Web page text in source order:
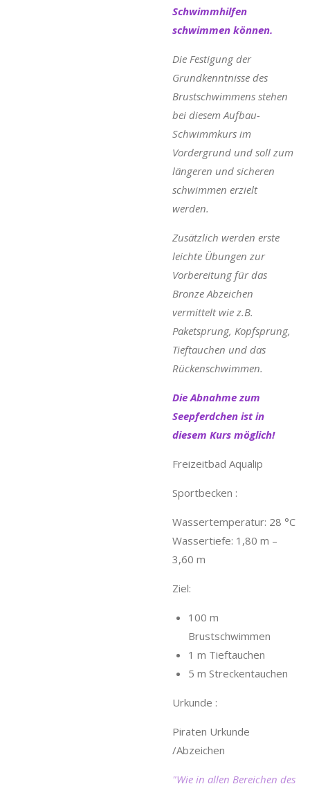
Schwimmhilfen
schwimmen können.
Die Festigung der
Grundkenntnisse des
Brustschwimmens stehen
bei diesem Aufbau-
Schwimmkurs im
Vordergrund und soll zum
längeren und sicheren
schwimmen erzielt
werden.
Zusätzlich werden erste
leichte Übungen zur
Vorbereitung für das
Bronze Abzeichen
vermittelt wie z.B.
Paketsprung, Kopfsprung,
Tieftauchen und das
Rückenschwimmen.
Die Abnahme zum
Seepferdchen ist in
diesem Kurs möglich!
Freizeitbad Aqualip
Sportbecken :
Wassertemperatur: 28 °C
Wassertiefe: 1,80 m –
3,60 m
Ziel:
100 m
Brustschwimmen
1 m Tieftauchen
5 m Streckentauchen
Urkunde :
Piraten Urkunde
/Abzeichen
"Wie in allen Bereichen des